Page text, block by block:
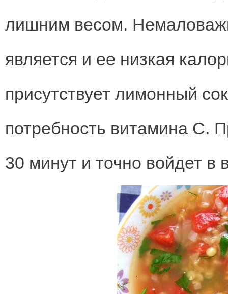
лишним весом.
является и ее низкая
присутствует лимонный
потребность витамина С.
30 минут и точно войдет в